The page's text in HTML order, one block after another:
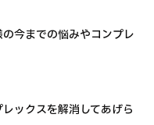
今までの悩みやコンプレ
ックスを解消してあげら